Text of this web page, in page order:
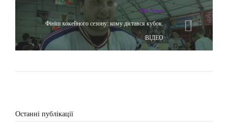
Hot News
Фініш хокейного сезону: кому дістався кубок.
ВІДЕО
Останні публікації